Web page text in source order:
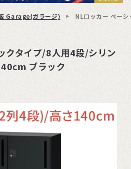
Garage(ガラージ) NLロッカー ベー
クタイプ/8人用4段/シリン
ブラック